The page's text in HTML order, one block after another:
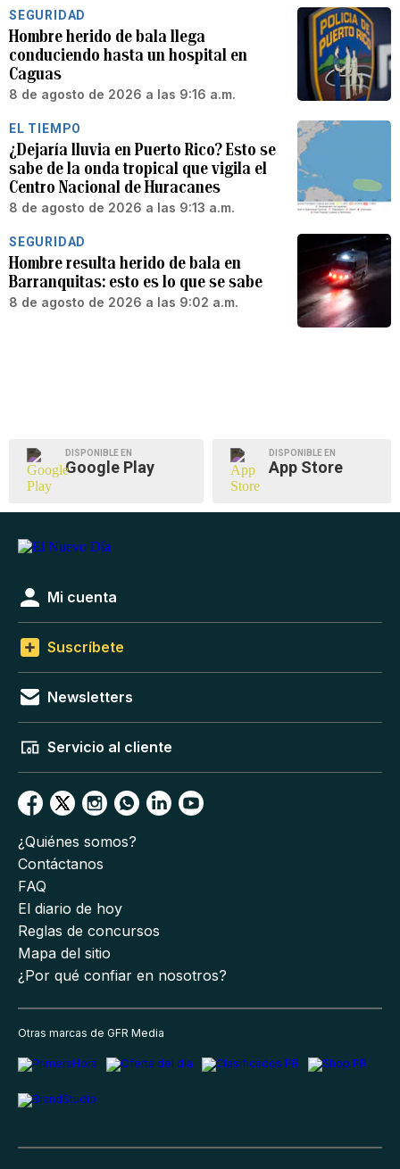
SEGURIDAD
Hombre herido de bala llega
conduciendo hasta un hospital en
Caguas
8 de agosto de 2026 a las 9:16 a.m.
EL TIEMPO
¿Dejaría lluvia en Puerto Rico? Esto se
sabe de la onda tropical que vigila el
Centro Nacional de Huracanes
8 de agosto de 2026 a las 9:13 a.m.
SEGURIDAD
Hombre resulta herido de bala en
Barranquitas: esto es lo que se sabe
8 de agosto de 2026 a las 9:02 a.m.
DISPONIBLE EN
Google Play
DISPONIBLE EN
App Store
Mi cuenta
Suscríbete
Newsletters
Servicio al cliente
¿Quiénes somos?
Contáctanos
FAQ
El diario de hoy
Reglas de concursos
Mapa del sitio
¿Por qué confiar en nosotros?
Otras marcas de GFR Media